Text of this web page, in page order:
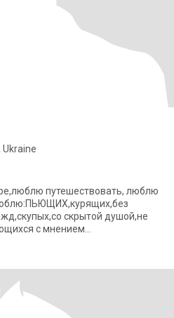
путешествовать, люблю
скрытой душой,не
с мнением